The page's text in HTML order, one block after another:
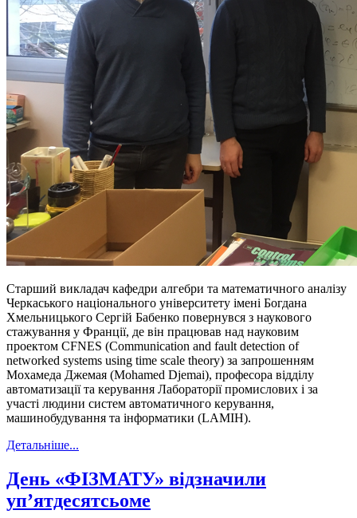
Старший викладач кафедри алгебри та математичного аналізу
Черкаського національного університету імені Богдана
Хмельницького Сергій Бабенко повернувся з наукового
стажування у Франції, де він працював над науковим
проектом CFNES (Communication and fault detection of
networked systems using time scale theory) за запрошенням
Мохамеда Джемая (Mohamed Djemai), професора відділу
автоматизації та керування Лабораторії промислових і за
участі людини систем автоматичного керування,
машинобудування та інформатики (LAMIH).
Детальніше...
День «ФІЗМАТУ» відзначили
уп’ятдесятсьоме